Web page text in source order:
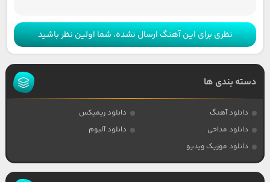
نظری برای این آهنگ ارسال نشده، شما اولین نظر باشید
دسته بندی ها
دانلود آهنگ
دانلود ریمیکس
دانلود مداحی
دانلود آلبوم
دانلود موزیک ویدیو